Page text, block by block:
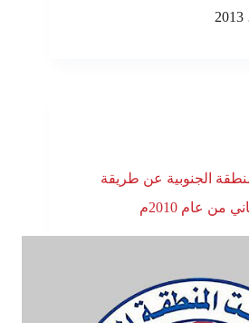
الجنوبية عن طريقة
عام 2010م